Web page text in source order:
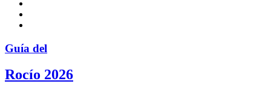
Guía del
Rocío 2026